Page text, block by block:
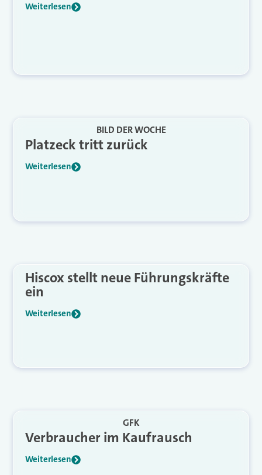
Weiterlesen
BILD DER WOCHE
Platzeck tritt zurück
Weiterlesen
Hiscox stellt neue Führungskräfte
ein
Weiterlesen
GFK
Verbraucher im Kaufrausch
Weiterlesen